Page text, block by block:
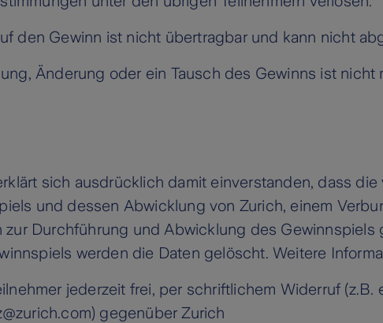
den Gewinn ist nicht übertragbar und kann nicht
Änderung oder ein Tausch des Gewinns ist nicht
sich ausdrücklich damit einverstanden, dass
und dessen Abwicklung von Zurich, einem
zur Durchführung und Abwicklung des
werden die Daten gelöscht. Weitere
jederzeit frei, per schriftlichem Widerruf
gegenüber Zurich